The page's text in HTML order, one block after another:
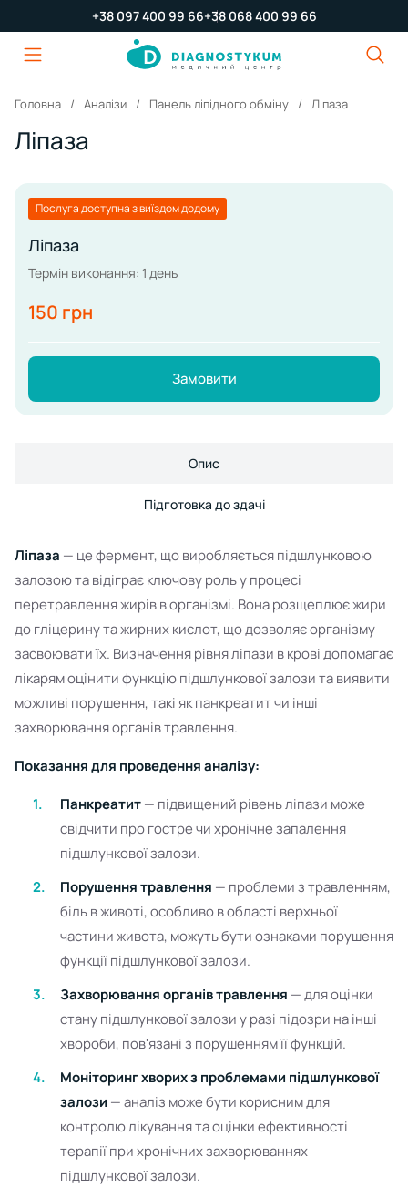
+38 097 400 99 66+38 068 400 99 66
Головна Аналізи Панель ліпідного обміну Ліпаза
Ліпаза
Послуга доступна з виїздом додому
Ліпаза
Термін виконання: 1 день
150 грн
Замовити
Опис
Підготовка до здачі
Ліпаза — це фермент, що виробляється підшлунковою
залозою та відіграє ключову роль у процесі
перетравлення жирів в організмі. Вона розщеплює жири
до гліцерину та жирних кислот, що дозволяє організму
засвоювати їх. Визначення рівня ліпази в крові допомагає
лікарям оцінити функцію підшлункової залози та виявити
можливі порушення, такі як панкреатит чи інші
захворювання органів травлення.
Показання для проведення аналізу:
Панкреатит— підвищений рівень ліпази може
свідчити про гостре чи хронічне запалення
підшлункової залози.
Порушення травлення — проблеми з травленням,
біль в животі, особливо в області верхньої
частини живота, можуть бути ознаками порушення
функції підшлункової залози.
Захворювання органів травлення — для оцінки
стану підшлункової залози у разі підозри на інші
хвороби, пов'язані з порушенням її функцій.
Моніторинг хворих з проблемами підшлункової
залози — аналіз може бути корисним для
контролю лікування та оцінки ефективності
терапії при хронічних захворюваннях
підшлункової залози.